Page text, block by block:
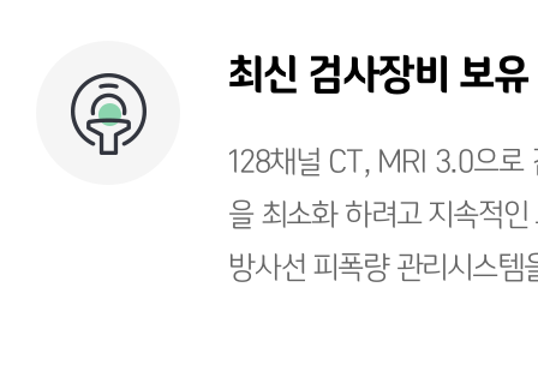
최신 검사장비 보유
128채널 CT, MRI 3.0으로
을 최소화 하려고 지속적
방사선 피폭량 관리시스템